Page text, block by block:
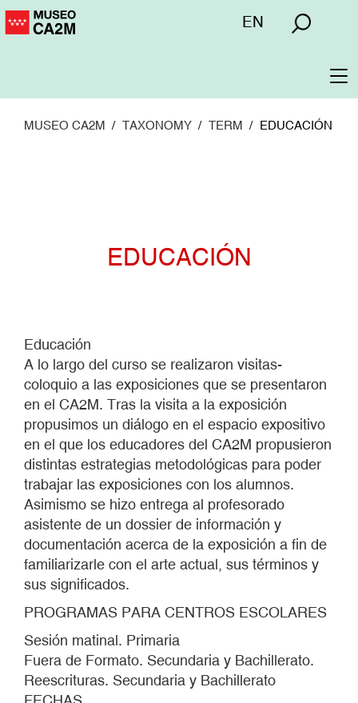
Pasar
Menú
EN
MUSEO CA2M TAXONOMY TERM EDUCACIÓN
EDUCACIÓN
Educación
A lo largo del curso se realizaron visitas-
coloquio a las exposiciones que se presentaron
en el CA2M. Tras la visita a la exposición
propusimos un diálogo en el espacio expositivo
en el que los educadores del CA2M propusieron
distintas estrategias metodológicas para poder
trabajar las exposiciones con los alumnos.
Asimismo se hizo entrega al profesorado
asistente de un dossier de información y
documentación acerca de la exposición a fin de
familiarizarle con el arte actual, sus términos y
sus significados.
PROGRAMAS PARA CENTROS ESCOLARES
Sesión matinal. Primaria
Fuera de Formato. Secundaria y Bachillerato.
Reescrituras. Secundaria y Bachillerato